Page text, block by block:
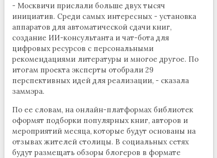
- Москвичи прислали больше двух тысяч
инициатив. Среди самых интересных - установка
аппаратов для автоматической сдачи книг,
создание ИИ-консультанта и чат-бота для
цифровых ресурсов с персональными
рекомендациями литературы и многое другое. По
итогам проекта эксперты отобрали 29
перспективных идей для реализации, - сказала
заммэра.
По ее словам, на онлайн-платформах библиотек
оформят подборки популярных книг, авторов и
мероприятий месяца, которые будут основаны на
отзывах жителей столицы. В социальных сетях
будут размещать обзоры блогеров в формате